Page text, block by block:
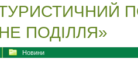
ПОДІЛЛЯ»
Новини